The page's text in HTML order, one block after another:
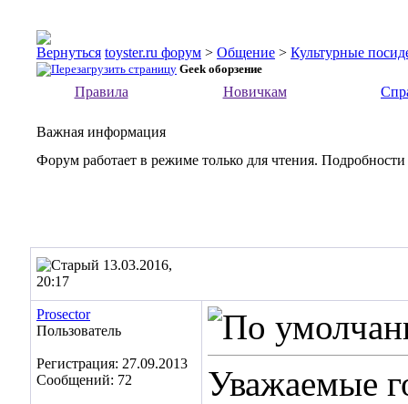
toyster.ru форум > Общение > Культурные
Geek оборзение
Правила Новичкам
Важная информация
Форум работает в режиме только для чтения.
13.03.2016,
20:17
Prosector
Пользователь
Регистрация: 27.09.2013
Сообщений: 72
Уважаемые